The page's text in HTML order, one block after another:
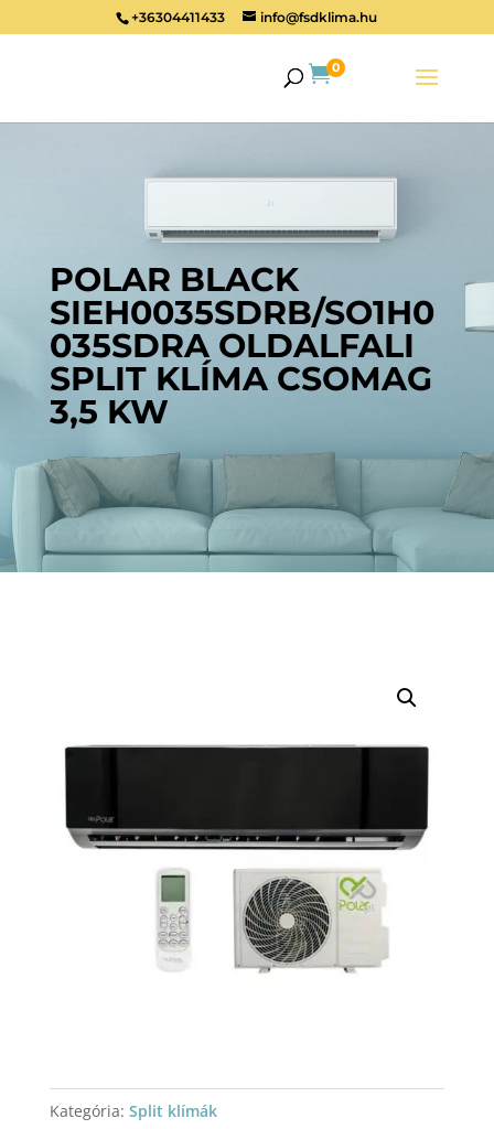
+36304411433 info@fsdklima.hu
0
POLAR BLACK
SIEH0035SDRB/SO1H0
035SDRA OLDALFALI
SPLIT KLÍMA CSOMAG
3,5 KW
Kategória: Split klímák